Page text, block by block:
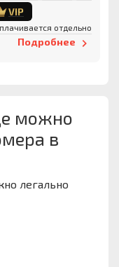
VIP
отдельно
Подробнее
можно
в
легально